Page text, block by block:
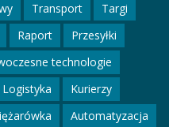
Transport
Targi
Raport
Przesyłki
technologie
Logistyka
Kurierzy
Automatyzacja